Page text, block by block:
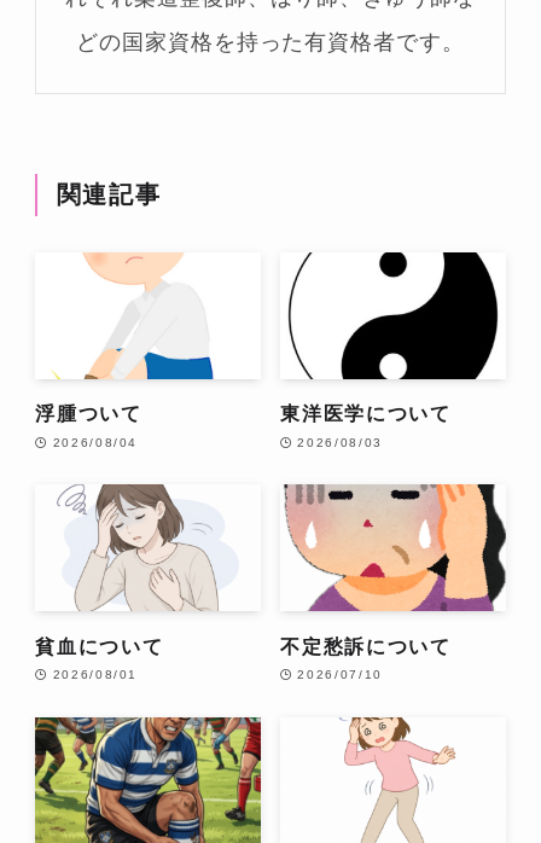
どの国家資格を持った有資格者です。
関連記事
浮腫ついて
2026/08/04
東洋医学について
2026/08/03
貧血について
2026/08/01
不定愁訴について
2026/07/10